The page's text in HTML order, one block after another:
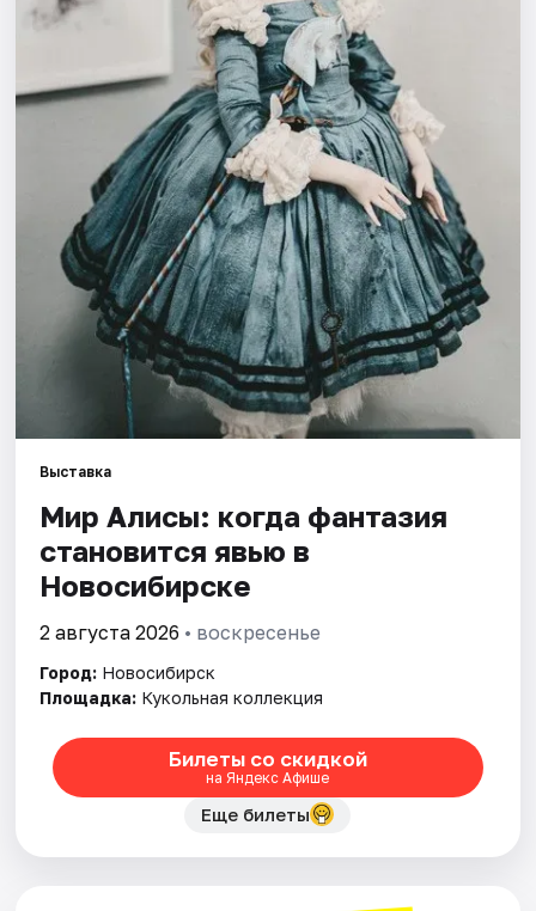
Артисты
Рейтинги
Выставка
Мир Алисы: когда фантазия
становится явью в
Новосибирске
2 августа 2026 • воскресенье
Город: Новосибирск
Площадка: Кукольная коллекция
Билеты со скидкой
на Яндекс Афише
Еще билеты